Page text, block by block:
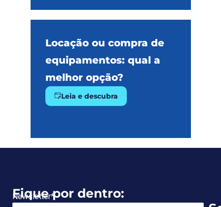
Locação ou compra de
equipamentos: qual a
melhor opção?
Leia e descubra
Fique por dentro:
Newsletter*